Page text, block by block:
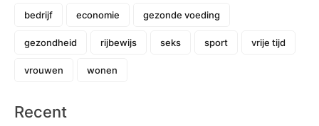
bedrijf economie gezonde voeding
gezondheid rijbewijs seks sport vrije tijd
vrouwen wonen
Recent